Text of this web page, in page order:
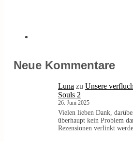
Neue Kommentare
Luna zu Unsere
Souls 2
26. Juni 2025
Vielen lieben Dank,
überhaupt kein Problem
Rezensionen verlinkt